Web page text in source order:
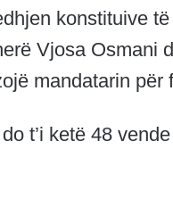
konstituive
Vjosa Osmani
mandatarin për
t’i ketë 48